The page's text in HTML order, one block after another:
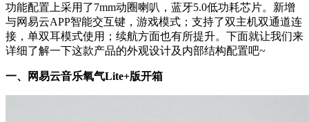
功能配置上采用了7mm动圈喇叭，蓝牙5.0低功耗芯片。新增
与网易云APP智能交互键，游戏模式；支持了双主机双通道连
接，单双耳模式使用；续航方面也有所提升。下面就让我们来
详细了解一下这款产品的外观设计及内部结构配置吧~
一、网易云音乐氧气Lite+版开箱